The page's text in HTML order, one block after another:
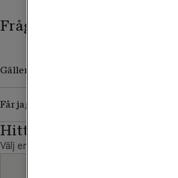
Frågor och svar
Gäller ångerrätt vid köp av Tele2s
Får jag en återbetalning om jag betalat
Hittade du inte det du
Välj en annan kategori